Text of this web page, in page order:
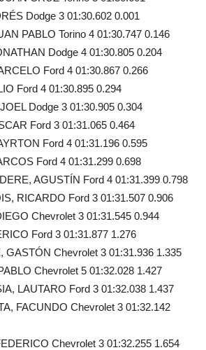
Dodge 3 01:30.602 0.001
PABLO Torino 4 01:30.747 0.146
Dodge 4 01:30.805 0.204
Ford 4 01:30.867 0.266
Ford 4 01:30.895 0.294
Dodge 3 01:30.905 0.304
Ford 3 01:31.065 0.464
Ford 4 01:31.196 0.595
Ford 4 01:31.299 0.698
AGUSTÍN Ford 4 01:31.399 0.798
RICARDO Ford 3 01:31.507 0.906
Chevrolet 3 01:31.545 0.944
Ford 3 01:31.877 1.276
GASTÓN Chevrolet 3 01:31.936 1.335
Chevrolet 5 01:32.028 1.427
LAUTARO Ford 3 01:32.038 1.437
FACUNDO Chevrolet 3 01:32.142
Chevrolet 3 01:32.255 1.654